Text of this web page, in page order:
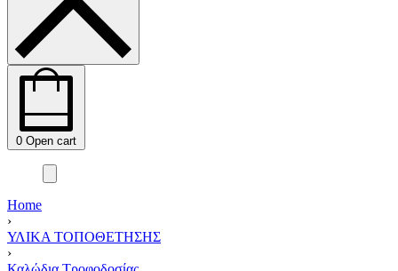
0 Open cart
Home
›
ΥΛΙΚΑ ΤΟΠΟΘΕΤΗΣΗΣ
›